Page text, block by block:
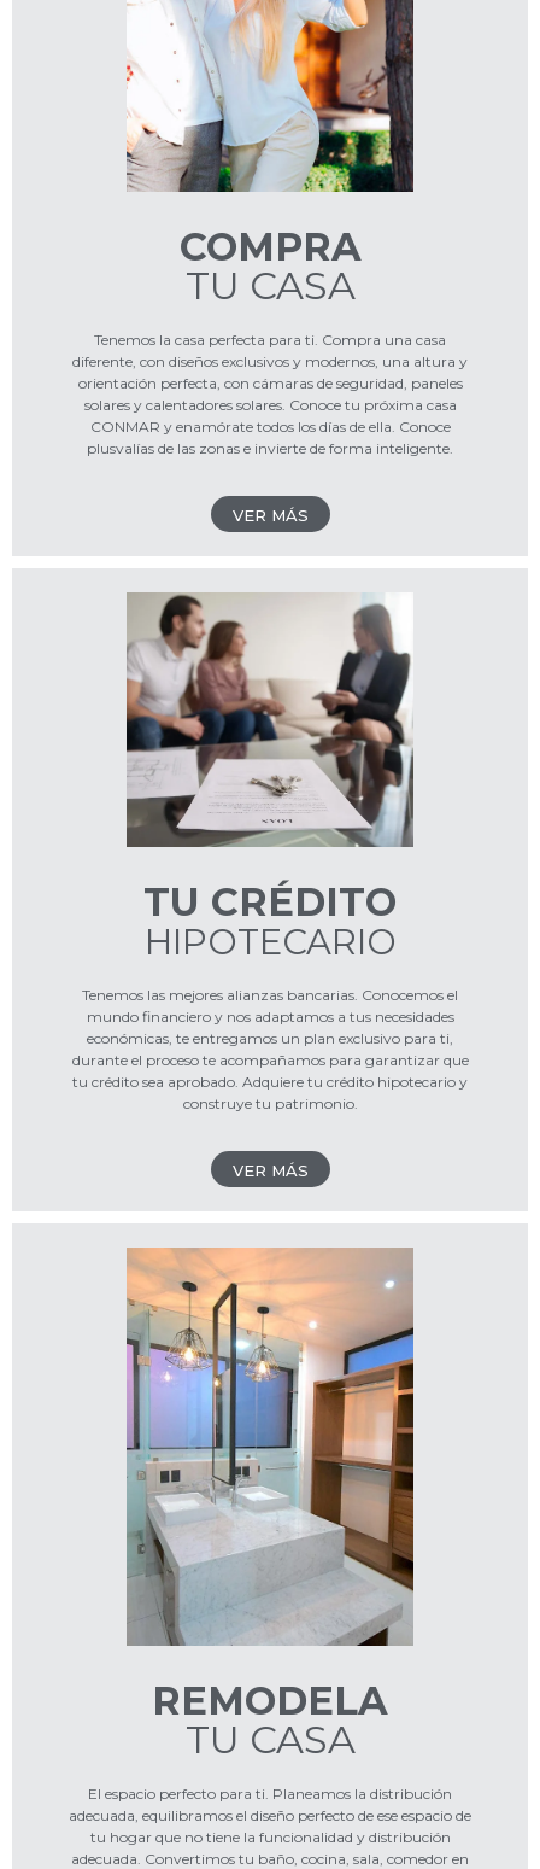
COMPRA
TU CASA
Tenemos la casa perfecta para ti. Compra una casa
diferente, con diseños exclusivos y modernos, una altura y
orientación perfecta, con cámaras de seguridad, paneles
solares y calentadores solares. Conoce tu próxima casa
CONMAR y enamórate todos los días de ella. Conoce
plusvalías de las zonas e invierte de forma inteligente.
VER MÁS
TU CRÉDITO
HIPOTECARIO
Tenemos las mejores alianzas bancarias. Conocemos el
mundo financiero y nos adaptamos a tus necesidades
económicas, te entregamos un plan exclusivo para ti,
durante el proceso te acompañamos para garantizar que
tu crédito sea aprobado. Adquiere tu crédito hipotecario y
construye tu patrimonio.
VER MÁS
REMODELA
TU CASA
El espacio perfecto para ti. Planeamos la distribución
adecuada, equilibramos el diseño perfecto de ese espacio de
tu hogar que no tiene la funcionalidad y distribución
adecuada. Convertimos tu baño, cocina, sala, comedor en